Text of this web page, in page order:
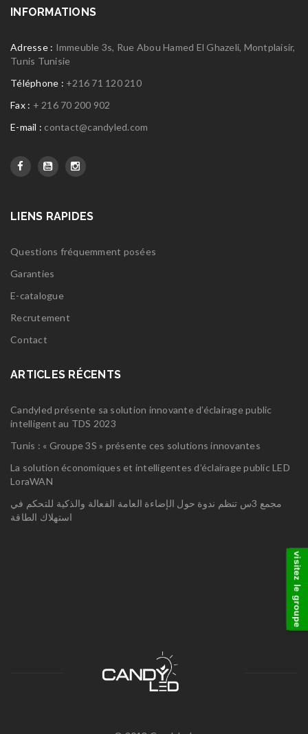
INFORMATIONS
Adresse : Immeuble 3s, Rue Abou Hamed El Ghazeli, Montplaisir,
Tunis Tunisie
Téléphone : +216 71 120 210
Fax : + 216 70 200 902
E-mail : contact@candyled.com
LIENS RAPIDES
Questions fréquemment posées
Garanties
E-catalogue
Recrutement
Contact
ARTICLES RÉCENTS
Candyled présente sa solution innovante d’éclairage public
intelligent au TDS 2023
Tunis : « Groupe 3S » présente ces solutions innovantes
La solution économiques et intelligentes d’éclairage public LED
LoraWAN
مجمع 3س تنظم ندوة حول الإضاءة العامة الفعالة والذكية للتحكم في
استهلاك الطاقة
visitez le groupe